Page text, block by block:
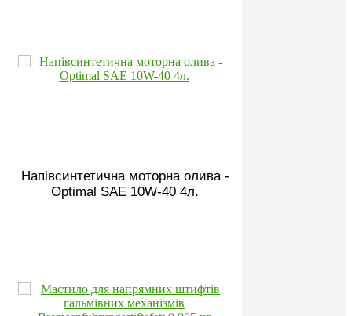
Напівсинтетична моторна олива -
Optimal SAE 10W-40 4л.